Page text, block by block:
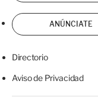
ANÚNCIATE
Directorio
Aviso de Privacidad